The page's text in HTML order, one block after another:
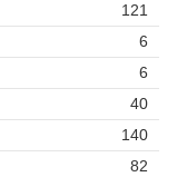
121
6
6
40
140
82